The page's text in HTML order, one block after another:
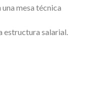
mesa técnica
estructura salarial.